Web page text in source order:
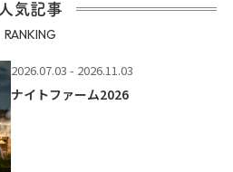
人気記事
RANKING
2026.07.03 - 2026.11.03
ナイトファーム2026